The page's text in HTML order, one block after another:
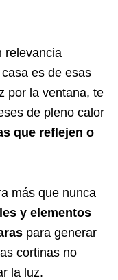
relevancia
es de esas
por la ventana, te
de pleno calor
que reflejen o
más que nunca
y elementos
para generar
cortinas no
la luz.